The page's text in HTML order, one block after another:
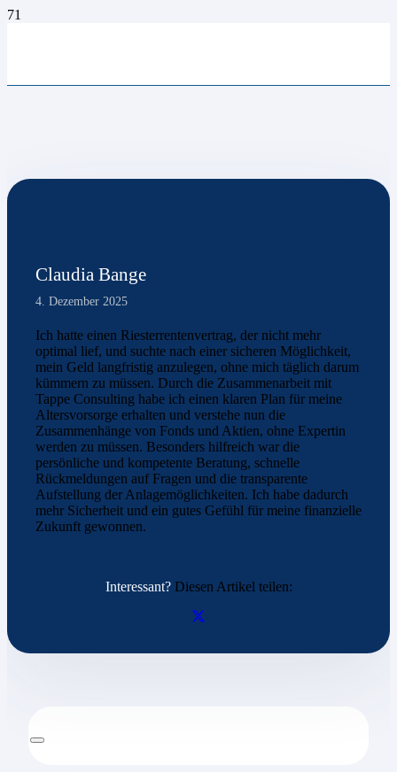
Claudia Bange
4. Dezember 2025
Ich hatte einen Riesterrentenvertrag, der nicht mehr
optimal lief, und suchte nach einer sicheren Möglichkeit,
mein Geld langfristig anzulegen, ohne mich täglich darum
kümmern zu müssen. Durch die Zusammenarbeit mit
Tappe Consulting habe ich einen klaren Plan für meine
Altersvorsorge erhalten und verstehe nun die
Zusammenhänge von Fonds und Aktien, ohne Expertin
werden zu müssen. Besonders hilfreich war die
persönliche und kompetente Beratung, schnelle
Rückmeldungen auf Fragen und die transparente
Aufstellung der Anlagemöglichkeiten. Ich habe dadurch
mehr Sicherheit und ein gutes Gefühl für meine finanzielle
Zukunft gewonnen.
Interessant?Diesen Artikel teilen: